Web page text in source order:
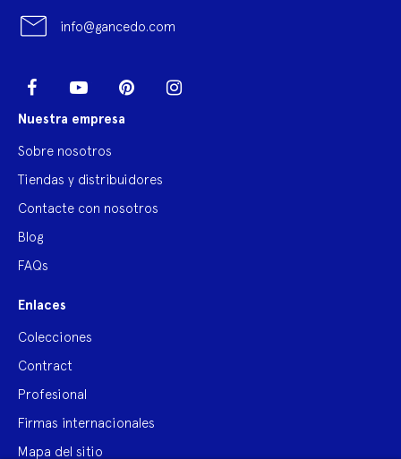
info@gancedo.com
Facebook YouTube Pinterest
Nuestra empresa
Sobre nosotros
Tiendas y distribuidores
Contacte con nosotros
Blog
FAQs
Enlaces
Colecciones
Contract
Profesional
Firmas internacionales
Mapa del sitio